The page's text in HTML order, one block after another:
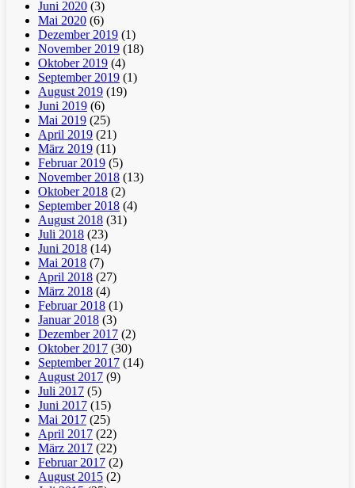
Juni 2020 (3)
Mai 2020 (6)
Dezember 2019 (1)
November 2019 (18)
Oktober 2019 (4)
September 2019 (1)
August 2019 (19)
Juni 2019 (6)
Mai 2019 (25)
April 2019 (21)
März 2019 (11)
Februar 2019 (5)
November 2018 (13)
Oktober 2018 (2)
September 2018 (4)
August 2018 (31)
Juli 2018 (23)
Juni 2018 (14)
Mai 2018 (7)
April 2018 (27)
März 2018 (4)
Februar 2018 (1)
Januar 2018 (3)
Dezember 2017 (2)
Oktober 2017 (30)
September 2017 (14)
August 2017 (9)
Juli 2017 (5)
Juni 2017 (15)
Mai 2017 (25)
April 2017 (22)
März 2017 (22)
Februar 2017 (2)
August 2015 (2)